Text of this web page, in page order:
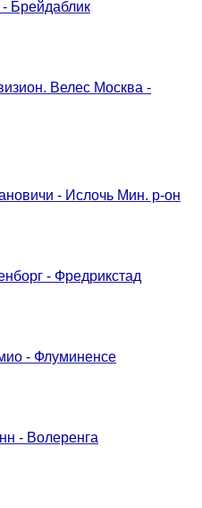
Брейдаблик
Велес Москва -
- Ислочь Мин. р-он
- Фредрикстад
- Флуминенсе
- Волеренга